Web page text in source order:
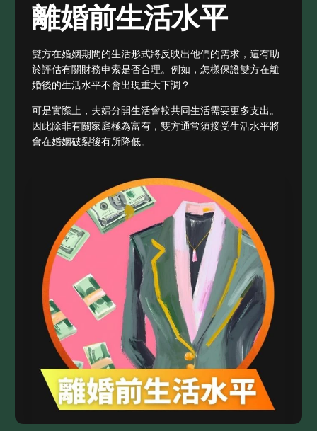
離婚前生活水平
雙方在婚姻期間的生活形式將反映出他們的需求，這有助
於評估有關財務申索是否合理。例如，怎樣保證雙方在離
婚後的生活水平不會出現重大下調？
可是實際上，夫婦分開生活會較共同生活需要更多支出。
因此除非有關家庭極為富有，雙方通常須接受生活水平將
會在婚姻破裂後有所降低。